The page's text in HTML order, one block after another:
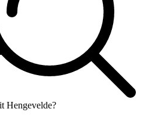
Hengevelde?